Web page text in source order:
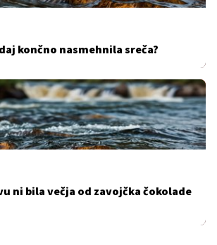
končno nasmehnila sreča?
ni bila večja od zavojčka čokolade